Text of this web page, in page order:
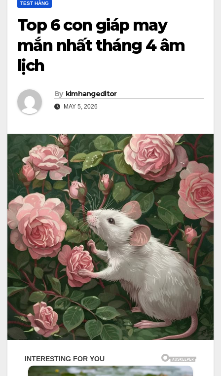
TEST HẰNG
Top 6 con giáp may
mắn nhất tháng 4 âm
lịch
By kimhangeditor
MAY 5, 2026